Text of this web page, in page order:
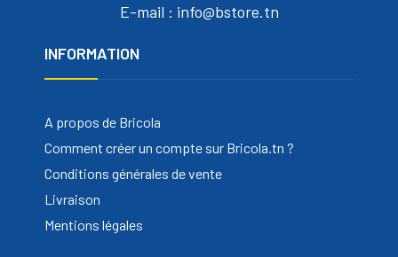
E-mail : info@bstore.tn
INFORMATION
A propos de Bricola
Comment créer un compte sur Bricola.tn ?
Conditions générales de vente
Livraison
Mentions légales